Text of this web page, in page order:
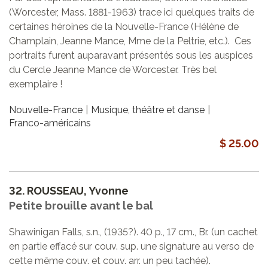
(Worcester, Mass. 1881-1963) trace ici quelques traits de
certaines héroines de la Nouvelle-France (Hélène de
Champlain, Jeanne Mance, Mme de la Peltrie, etc.). Ces
portraits furent auparavant présentés sous les auspices
du Cercle Jeanne Mance de Worcester. Très bel
exemplaire !
Nouvelle-France
Musique, théâtre et danse
Franco-américains
$ 25.00
32. ROUSSEAU, Yvonne
Petite brouille avant le bal
Shawinigan Falls, s.n., (1935?). 40 p., 17 cm., Br. (un cachet
en partie effacé sur couv. sup. une signature au verso de
cette même couv. et couv. arr. un peu tachée).